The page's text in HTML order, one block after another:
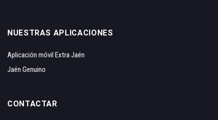
NUESTRAS APLICACIONES
Aplicación móvil Extra Jaén
Jaén Genuino
CONTACTAR